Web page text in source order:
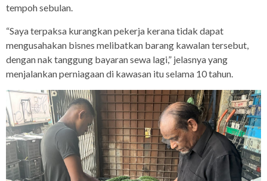
tempoh sebulan.
“Saya terpaksa kurangkan pekerja kerana tidak dapat
mengusahakan bisnes melibatkan barang kawalan tersebut,
dengan nak tanggung bayaran sewa lagi,” jelasnya yang
menjalankan perniagaan di kawasan itu selama 10 tahun.